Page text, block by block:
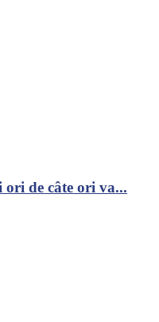
de câte ori va...